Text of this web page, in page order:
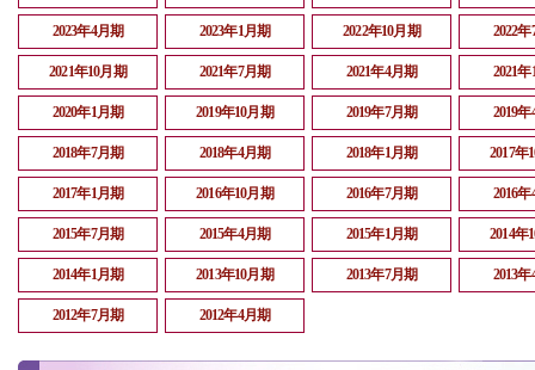
2023年4月期 2023年1月期 2022年10月期 2022
2021年10月期 2021年7月期 2021年4月期 2021
2020年1月期 2019年10月期 2019年7月期 2019
2018年7月期 2018年4月期 2018年1月期 2017年
2017年1月期 2016年10月期 2016年7月期 2016
2015年7月期 2015年4月期 2015年1月期 2014年
2014年1月期 2013年10月期 2013年7月期 2013
2012年7月期 2012年4月期